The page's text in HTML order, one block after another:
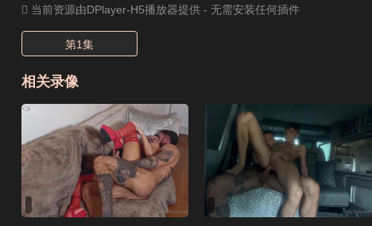
 当前资源由DPlayer-H5播放器提供 - 无需安装任何插件
第1集
相关录像